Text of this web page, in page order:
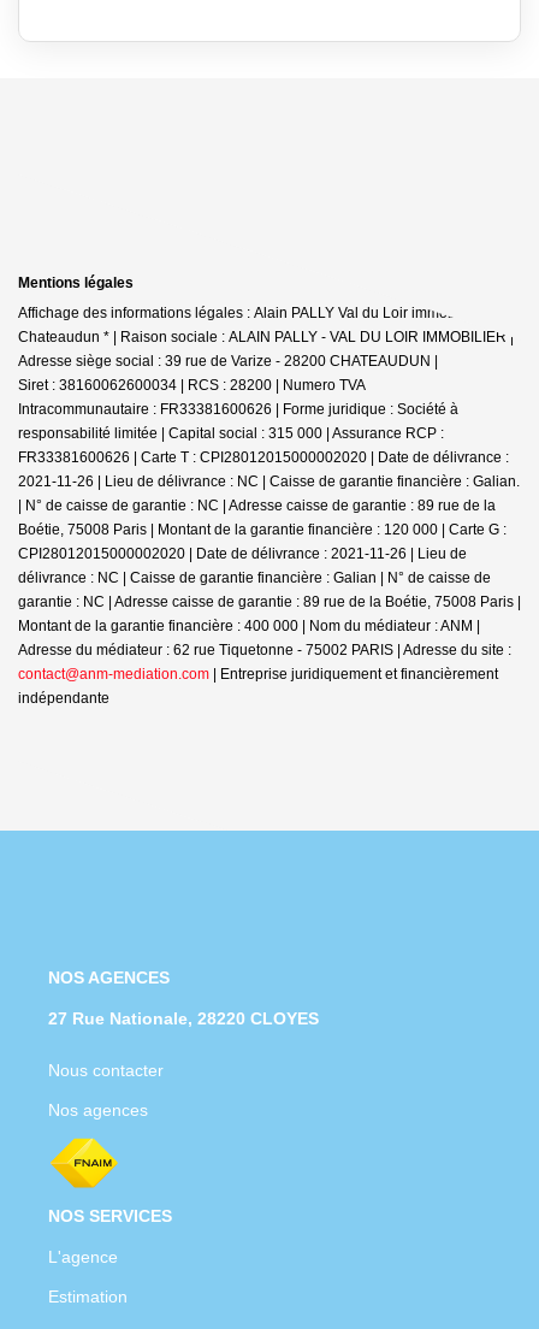
Mentions légales
Affichage des informations légales : Alain PALLY Val du Loir immobilier -
Chateaudun * | Raison sociale : ALAIN PALLY - VAL DU LOIR IMMOBILIER |
Adresse siège social : 39 rue de Varize - 28200 CHATEAUDUN |
Siret : 38160062600034 | RCS : 28200 | Numero TVA
Intracommunautaire : FR33381600626 | Forme juridique : Société à
responsabilité limitée | Capital social : 315 000 | Assurance RCP :
FR33381600626 | Carte T : CPI28012015000002020 | Date de délivrance :
2021-11-26 | Lieu de délivrance : NC | Caisse de garantie financière : Galian.
| N° de caisse de garantie : NC | Adresse caisse de garantie : 89 rue de la
Boétie, 75008 Paris | Montant de la garantie financière : 120 000 | Carte G :
CPI28012015000002020 | Date de délivrance : 2021-11-26 | Lieu de
délivrance : NC | Caisse de garantie financière : Galian | N° de caisse de
garantie : NC | Adresse caisse de garantie : 89 rue de la Boétie, 75008 Paris |
Montant de la garantie financière : 400 000 | Nom du médiateur : ANM |
Adresse du médiateur : 62 rue Tiquetonne - 75002 PARIS | Adresse du site :
contact@anm-mediation.com | Entreprise juridiquement et financièrement
indépendante
NOS AGENCES
27 Rue Nationale, 28220 CLOYES
Nous contacter
Nos agences
NOS SERVICES
L'agence
Estimation